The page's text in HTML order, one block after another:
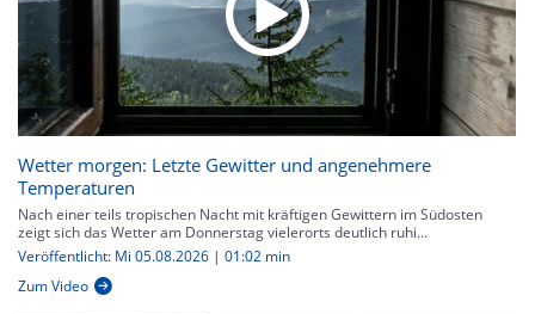
Wetter morgen: Letzte Gewitter und angenehmere
Temperaturen
Nach einer teils tropischen Nacht mit kräftigen Gewittern im Südosten
zeigt sich das Wetter am Donnerstag vielerorts deutlich ruhi...
Veröffentlicht: Mi 05.08.2026 | 01:02 min
Zum Video